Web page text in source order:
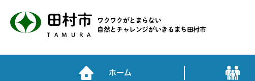
田村市
TAMURA
ワクワクがとまらない
自然とチャレンジがいきるまち田村市
ホーム